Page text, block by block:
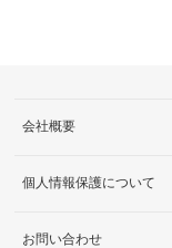
強くしなやかな組織を
会社概要
個人情報保護について
お問い合わせ